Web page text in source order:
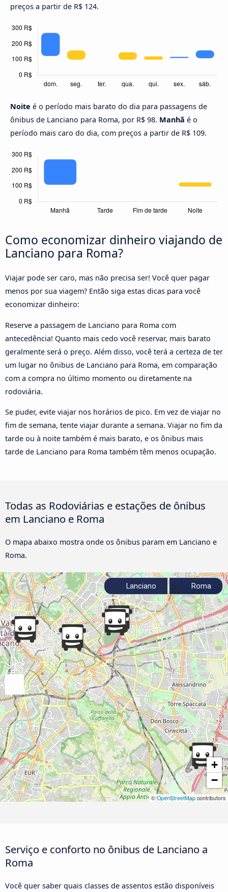
preços a partir de R$ 124.
Noite é o período mais barato do dia para passagens de
ônibus de Lanciano para Roma, por R$ 98. Manhã é o
período mais caro do dia, com preços a partir de R$ 109.
Como economizar dinheiro viajando de
Lanciano para Roma?
Viajar pode ser caro, mas não precisa ser! Você quer pagar
menos por sua viagem? Então siga estas dicas para você
economizar dinheiro:
Reserve a passagem de Lanciano para Roma com
antecedência! Quanto mais cedo você reservar, mais barato
geralmente será o preço. Além disso, você terá a certeza de ter
um lugar no ônibus de Lanciano para Roma, em comparação
com a compra no último momento ou diretamente na
rodoviária.
Se puder, evite viajar nos horários de pico. Em vez de viajar no
fim de semana, tente viajar durante a semana. Viajar no fim da
tarde ou à noite também é mais barato, e os ônibus mais
tarde de Lanciano para Roma também têm menos ocupação.
Todas as Rodoviárias e estações de ônibus
em Lanciano e Roma
O mapa abaixo mostra onde os ônibus param em Lanciano e
Roma.
+
−
©OpenStreetMap contributors
Lanciano Roma
Serviço e conforto no ônibus de Lanciano a
Roma
Você quer saber quais classes de assentos estão disponíveis